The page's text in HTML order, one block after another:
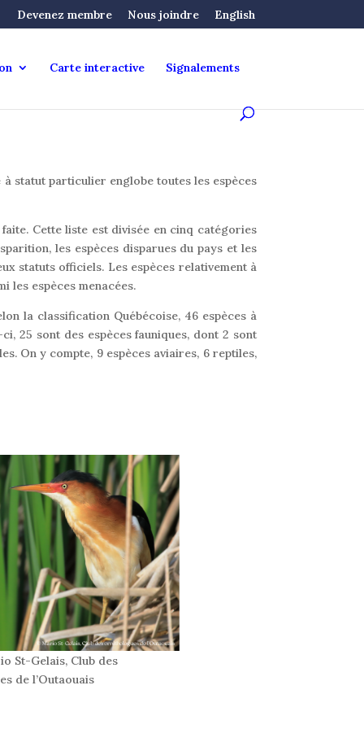
Devenez membre Nous joindre English
Carte interactive Signalements
statut particulier englobe toutes les espèces
Cette liste est divisée en cinq catégories
les espèces disparues du pays et les
statuts officiels. Les espèces relativement à
les espèces menacées.
la classification Québécoise, 46 espèces à
25 sont des espèces fauniques, dont 2 sont
On y compte, 9 espèces aviaires, 6 reptiles,
St-Gelais, Club des
de l’Outaouais